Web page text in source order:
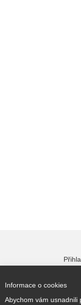
Informace o cookies
Abychom vám